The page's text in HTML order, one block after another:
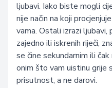
ljubavi. Iako biste mogli
nije način na koji
vama. Ostali izrazi
zajedno ili iskrenih riječi,
se čine sekundarnim ili
onim što vam uistinu grije
prisutnost, a ne darovi.